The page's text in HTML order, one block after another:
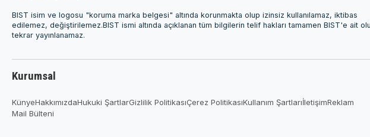
BIST isim ve logosu "koruma marka belgesi" altında korunmakta olup izinsiz kullanılamaz, iktibas
edilemez, değiştirilemez.BIST ismi altında açıklanan tüm bilgilerin telif hakları tamamen BIST'e ait
tekrar yayınlanamaz.
Kurumsal
KünyeHakkımızdaHukuki ŞartlarGizlilik PolitikasıÇerez PolitikasıKullanım ŞartlarıİletişimReklam
Mail Bülteni